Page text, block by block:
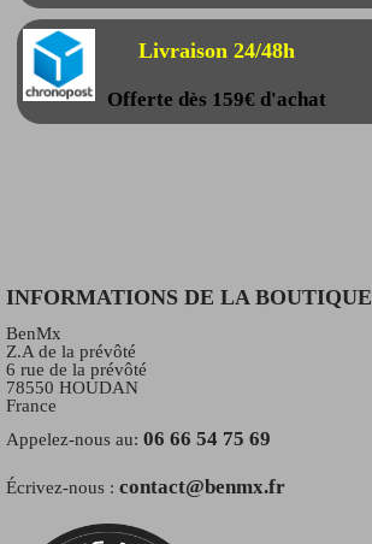
Livraison 24/48h
Offerte dès 159€ d'achat
INFORMATIONS DE LA BOUTIQUE
BenMx
Z.A de la prévôté
6 rue de la prévôté
78550 HOUDAN
France
Appelez-nous au: 06 66 54 75 69
Écrivez-nous : contact@benmx.fr